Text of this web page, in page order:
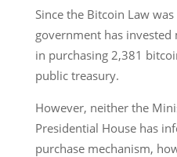
Since the Bitcoin Law
government has
in purchasing 2,381
public treasury.
However, neither the
Presidential House has
purchase mechanism,